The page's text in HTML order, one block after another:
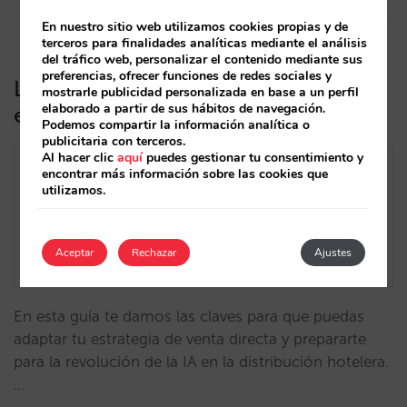
La IA mostrará tu inventario y precios
en tiempo real, ¿estás preparado?
En esta guía te damos las claves para que puedas
adaptar tu estrategia de venta directa y prepararte
para la revolución de la IA en la distribución hotelera.
…
En nuestro sitio web utilizamos cookies propias y de
terceros para finalidades analíticas mediante el análisis
del tráfico web, personalizar el contenido mediante sus
preferencias, ofrecer funciones de redes sociales y
mostrarle publicidad personalizada en base a un perfil
elaborado a partir de sus hábitos de navegación.
Podemos compartir la información analítica o
publicitaria con terceros.
Al hacer clicaquípuedes gestionar tu consentimiento y
encontrar más información sobre las cookies que
utilizamos.
Aceptar Ajustes
Rechazar